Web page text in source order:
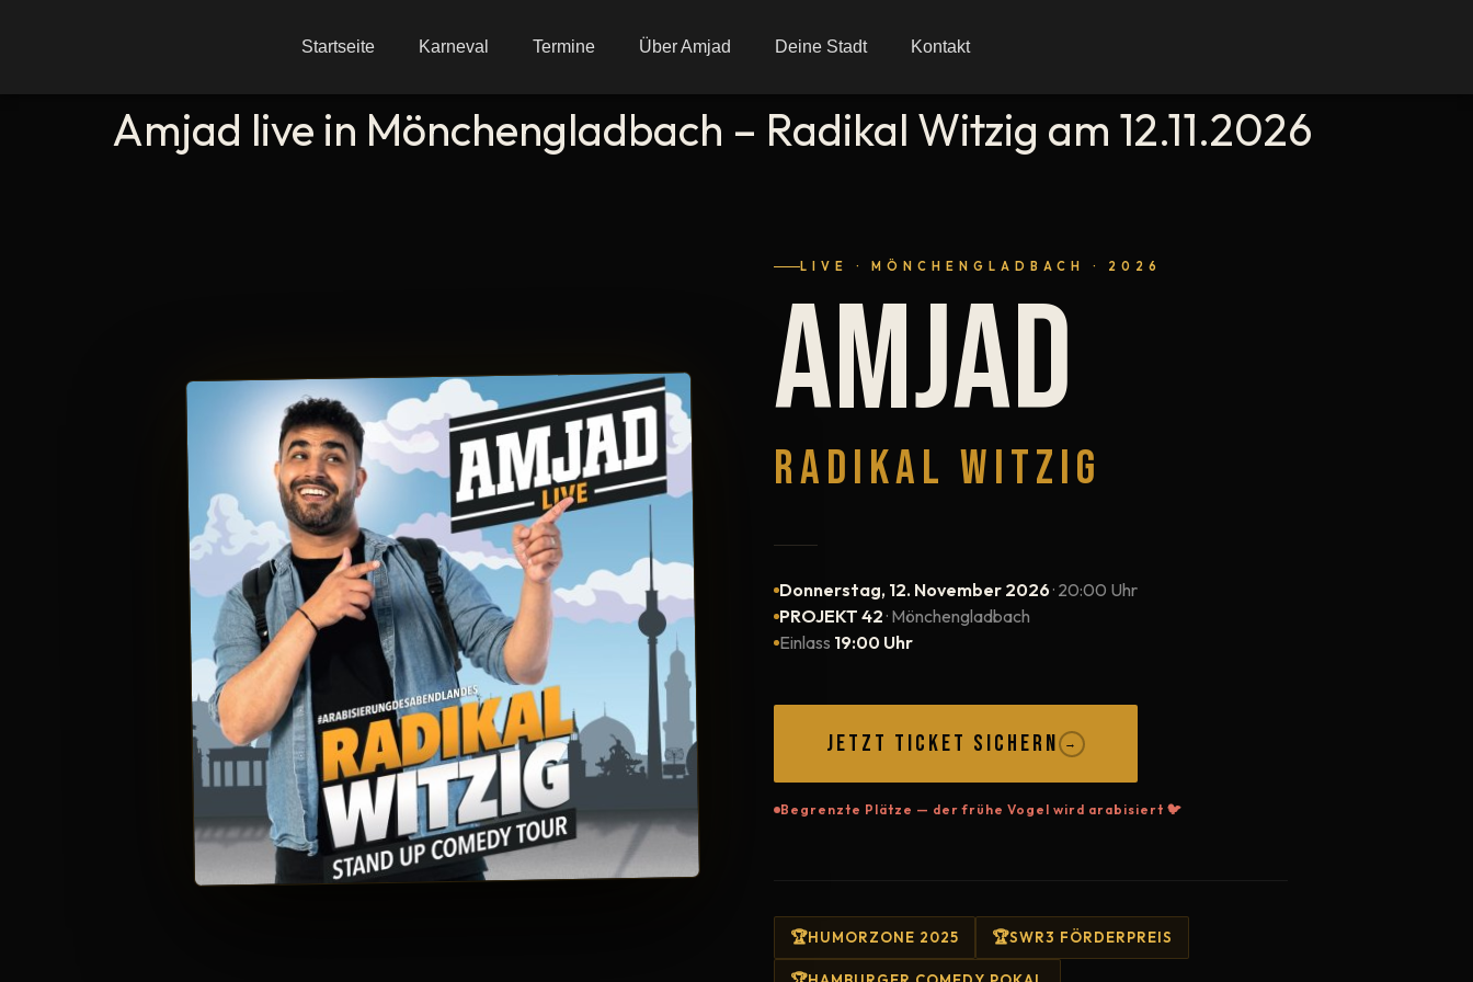
Startseite Karneval Termine Über Amjad Deine Stadt Kontakt
Amjad live in Mönchengladbach – Radikal Witzig am 12.11.2026
LIVE · MÖNCHENGLADBACH · 2026
AMJAD
RADIKAL WITZIG
Donnerstag, 12. November 2026· 20:00 Uhr
PROJEKT 42· Mönchengladbach
Einlass 19:00 Uhr
JETZT TICKET SICHERN →
Begrenzte Plätze — der frühe Vogel wird arabisiert 🐦
HUMORZONE 2025 SWR3 FÖRDERPREIS